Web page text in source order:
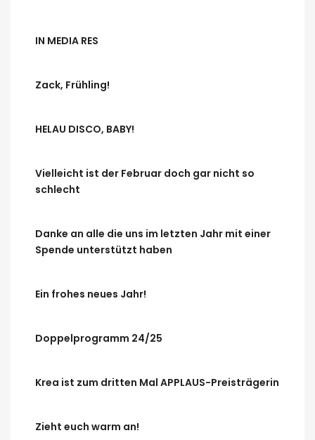
IN MEDIA RES
Zack, Frühling!
HELAU DISCO, BABY!
Vielleicht ist der Februar doch gar nicht so
schlecht
Danke an alle die uns im letzten Jahr mit einer
Spende unterstützt haben
Ein frohes neues Jahr!
Doppelprogramm 24/25
Krea ist zum dritten Mal APPLAUS-Preisträgerin
Zieht euch warm an!